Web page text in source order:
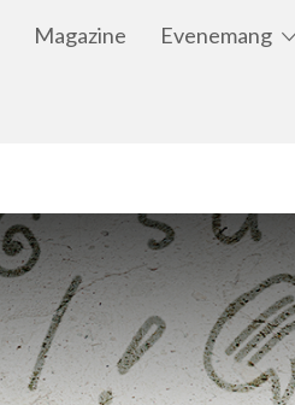
Magazine Evenemang